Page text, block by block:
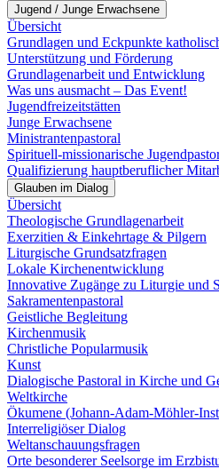
Jugend / Junge Erwachsene
Übersicht
Grundlagen und Eckpunkte
Unterstützung und Förderung
Grundlagenarbeit und Entwicklung
Was uns ausmacht – Das Event!
Jugendfreizeitstätten
Junge Erwachsene
Ministrantenpastoral
Spirituell-missionarische
Qualifizierung hauptberuflicher
Glauben im Dialog
Übersicht
Theologische Grundlagenarbeit
Exerzitien & Einkehrtage & Pilgern
Liturgische Grundsatzfragen
Lokale Kirchenentwicklung
Innovative Zugänge zu Liturgie und
Sakramentenpastoral
Geistliche Begleitung
Kirchenmusik
Christliche Popularmusik
Kunst
Dialogische Pastoral in Kirche und
Weltkirche
Ökumene (Johann-Adam-Möhler-
Interreligiöser Dialog
Weltanschauungsfragen
Orte besonderer Seelsorge im